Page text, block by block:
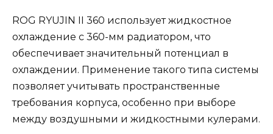
ROG RYUJIN II 360 использует жидкостное
охлаждение с 360-мм радиатором, что
обеспечивает значительный потенциал в
охлаждении. Применение такого типа системы
позволяет учитывать пространственные
требования корпуса, особенно при выборе
между воздушными и жидкостными кулерами.